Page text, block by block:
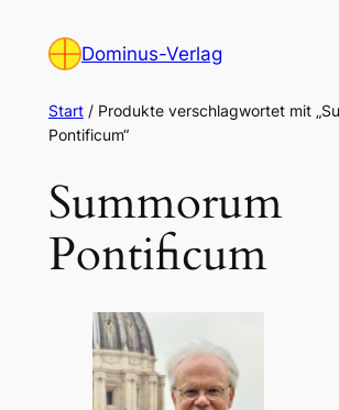
Inhalt
Dominus-Verlag
Start/ Produkte verschlagwortet mit
Pontificum“
Summorum
Pontificum